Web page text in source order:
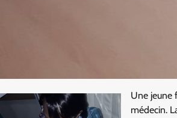
Une jeune
médecin.